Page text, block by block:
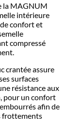
la MAGNUM
intérieure
confort et
compressé
crantée assure
surfaces
résistance aux
pour un confort
afin de
frottements